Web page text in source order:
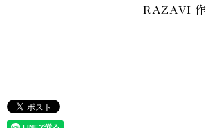
RAZAVI